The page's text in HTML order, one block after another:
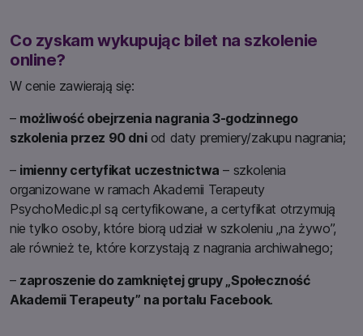
Co zyskam wykupując bilet na szkolenie
online?
W cenie zawierają się:
– możliwość obejrzenia nagrania 3-godzinnego
szkolenia przez 90 dniod daty premiery/zakupu nagrania;
– imienny certyfikat uczestnictwa – szkolenia
organizowane w ramach Akademii Terapeuty
PsychoMedic.pl są certyfikowane, a certyfikat otrzymują
nie tylko osoby, które biorą udział w szkoleniu „na żywo”,
ale również te, które korzystają z nagrania archiwalnego;
– zaproszenie do zamkniętej grupy „Społeczność
Akademii Terapeuty” na portalu Facebook.